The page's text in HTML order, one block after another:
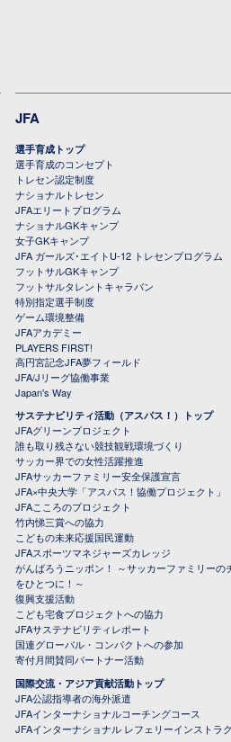
JFA
選手育成トップ
選手育成のコンセプト
トレセン認定制度
ナショナルトレセン
JFAエリートプログラム
ナショナルGKキャンプ
女子GKキャンプ
JFA ガールズ･エイトU-12 トレセンプログラム
フットサルGKキャンプ
フットサルタレントキャラバン
特別指定選手制度
ゲーム環境整備
JFAアカデミー
PLAYERS FIRST!
高円宮記念JFA夢フィールド
JFA/Jリーグ協働事業
Japan's Way
サステナビリティ活動（アスパス！）トップ
JFAグリーンプロジェクト
誰も取り残さない競技観戦環境づくり
サッカー界での女性活躍推進
JFAサッカーファミリー安全保護宣言
JFA×中央大学「アスパス！協働プロジェクト」
JFAこころのプロジェクト
竹内悌三賞への協力
こどもの未来応援国民運動
JFAスポーツマネジャーズカレッジ
がんばろうニッポン！ ～サッカーファミリーの
をひとつに！～
復興支援活動
こども宅食プロジェクトへの協力
JFAサステナビリティレポート
国連グローバル・コンパクトへの参加
寄付月間賛同パートナー活動
国際交流・アジア貢献活動トップ
JFA公認指導者の海外派遣
JFAインターナショナルコーチングコース
JFAインターナショナル レフェリーインストラ